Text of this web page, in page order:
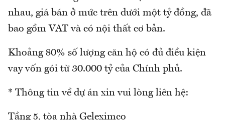
nhau, giá bán ở mức trên dưới một tỷ đồng, đã
bao gồm VAT và có nội thất cơ bản.
Khoảng 80% số lượng căn hộ có đủ điều kiện
vay vốn gói từ 30.000 tỷ của Chính phủ.
* Thông tin về dự án xin vui lòng liên hệ:
Tầng 5, tòa nhà Geleximco